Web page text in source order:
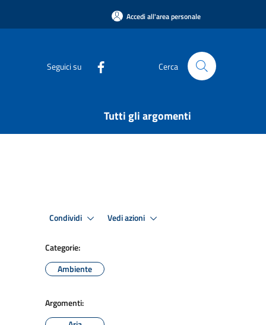
Accedi all'area personale
Seguici su Cerca
Tutti gli argomenti
Condividi Vedi azioni
Categorie:
Ambiente
Argomenti: